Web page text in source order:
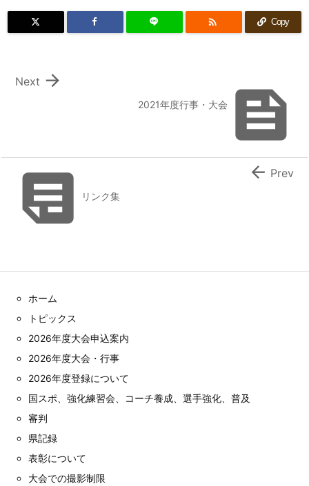
 Copy

2021年度行事・大会

Next
 リンク集
 Prev
ホーム
トピックス
2026年度大会申込案内
2026年度大会・行事
2026年度登録について
国スポ、強化練習会、コーチ養成、選手強化、普及
審判
県記録
表彰について
大会での撮影制限